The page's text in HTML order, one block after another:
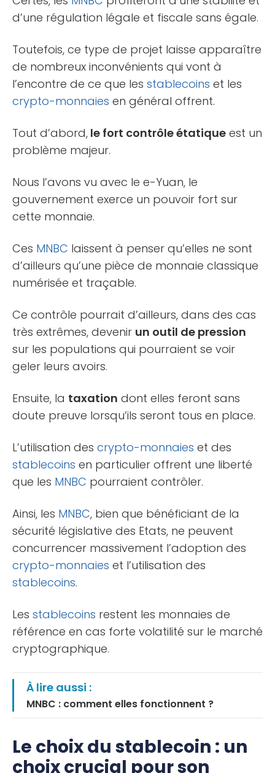
d’une régulation légale et fiscale sans égale.
Toutefois, ce type de projet laisse apparaître
de nombreux inconvénients qui vont à
l’encontre de ce que les stablecoins et les
crypto-monnaies en général offrent.
Tout d’abord, le fort contrôle étatique est un
problème majeur.
Nous l’avons vu avec le e-Yuan, le
gouvernement exerce un pouvoir fort sur
cette monnaie.
Ces MNBC laissent à penser qu’elles ne sont
d’ailleurs qu’une pièce de monnaie classique
numérisée et traçable.
Ce contrôle pourrait d’ailleurs, dans des cas
très extrêmes, devenir un outil de pression
sur les populations qui pourraient se voir
geler leurs avoirs.
Ensuite, la taxation dont elles feront sans
doute preuve lorsqu’ils seront tous en place.
L’utilisation des crypto-monnaies et des
stablecoins en particulier offrent une liberté
que les MNBC pourraient contrôler.
Ainsi, les MNBC, bien que bénéficiant de la
sécurité législative des Etats, ne peuvent
concurrencer massivement l’adoption des
crypto-monnaies et l’utilisation des
stablecoins.
Les stablecoins restent les monnaies de
référence en cas forte volatilité sur le marché
cryptographique.
À lire aussi :
MNBC : comment elles fonctionnent ?
Le choix du stablecoin : un
choix crucial pour son